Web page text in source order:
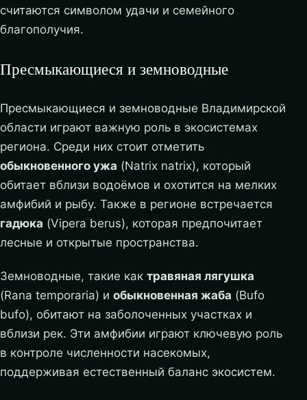
считаются символом удачи и семейного
благополучия.
Пресмыкающиеся и земноводные
Пресмыкающиеся и земноводные Владимирской
области играют важную роль в экосистемах
региона. Среди них стоит отметить
обыкновенного ужа (Natrix natrix), который
обитает вблизи водоёмов и охотится на мелких
амфибий и рыбу. Также в регионе встречается
гадюка (Vipera berus), которая предпочитает
лесные и открытые пространства.
Земноводные, такие как травяная лягушка
(Rana temporaria) и обыкновенная жаба (Bufo
bufo), обитают на заболоченных участках и
вблизи рек. Эти амфибии играют ключевую роль
в контроле численности насекомых,
поддерживая естественный баланс экосистем.